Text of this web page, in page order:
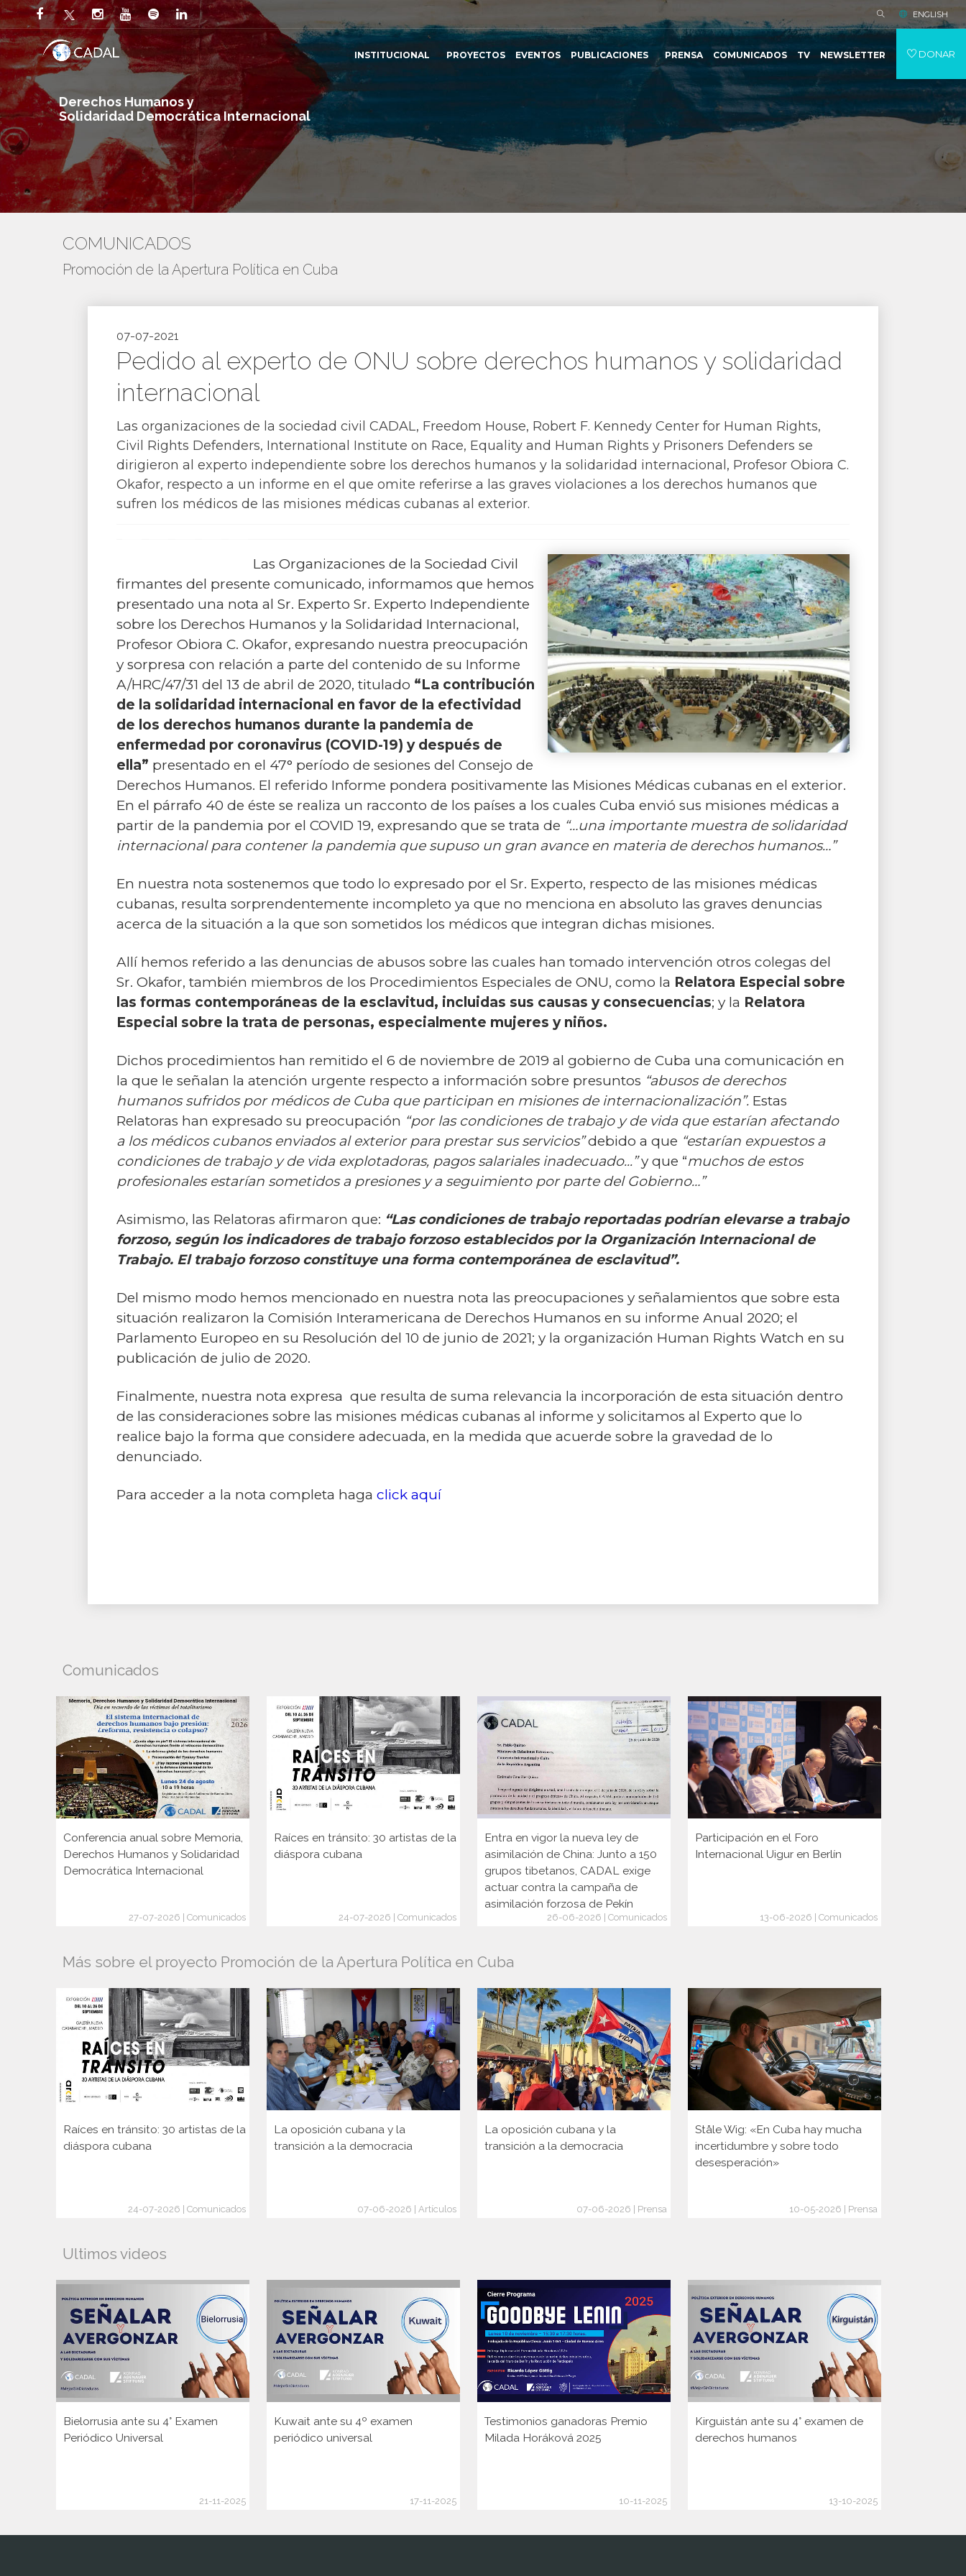
Derechos Humanos y
Solidaridad Democrática Internacional
ENGLISH
INSTITUCIONAL PROYECTOS EVENTOS PUBLICACIONES PRENSA COMUNICADOS TV NEWSLETTER DONAR
COMUNICADOS
Promoción de la Apertura Política en Cuba
07-07-2021
Pedido al experto de ONU sobre derechos humanos y solidaridad
internacional
Las organizaciones de la sociedad civil CADAL, Freedom House, Robert F. Kennedy Center for Human Rights,
Civil Rights Defenders, International Institute on Race, Equality and Human Rights y Prisoners Defenders se
dirigieron al experto independiente sobre los derechos humanos y la solidaridad internacional, Profesor Obiora C.
Okafor, respecto a un informe en el que omite referirse a las graves violaciones a los derechos humanos que
sufren los médicos de las misiones médicas cubanas al exterior.
Las Organizaciones de la Sociedad Civil
firmantes del presente comunicado, informamos que hemos
presentado una nota al Sr. Experto Sr. Experto Independiente
sobre los Derechos Humanos y la Solidaridad Internacional,
Profesor Obiora C. Okafor, expresando nuestra preocupación
y sorpresa con relación a parte del contenido de su Informe
A/HRC/47/31 del 13 de abril de 2020, titulado “La contribución
de la solidaridad internacional en favor de la efectividad
de los derechos humanos durante la pandemia de
enfermedad por coronavirus (COVID-19) y después de
ella” presentado en el 47° período de sesiones del Consejo de
Derechos Humanos. El referido Informe pondera positivamente las Misiones Médicas cubanas en el exterior.
En el párrafo 40 de éste se realiza un racconto de los países a los cuales Cuba envió sus misiones médicas a
partir de la pandemia por el COVID 19, expresando que se trata de “…una importante muestra de solidaridad
internacional para contener la pandemia que supuso un gran avance en materia de derechos humanos…”
En nuestra nota sostenemos que todo lo expresado por el Sr. Experto, respecto de las misiones médicas
cubanas, resulta sorprendentemente incompleto ya que no menciona en absoluto las graves denuncias
acerca de la situación a la que son sometidos los médicos que integran dichas misiones.
Allí hemos referido a las denuncias de abusos sobre las cuales han tomado intervención otros colegas del
Sr. Okafor, también miembros de los Procedimientos Especiales de ONU, como la Relatora Especial sobre
las formas contemporáneas de la esclavitud, incluidas sus causas y consecuencias; y la Relatora
Especial sobre la trata de personas, especialmente mujeres y niños.
Dichos procedimientos han remitido el 6 de noviembre de 2019 al gobierno de Cuba una comunicación en
la que le señalan la atención urgente respecto a información sobre presuntos “abusos de derechos
humanos sufridos por médicos de Cuba que participan en misiones de internacionalización”. Estas
Relatoras han expresado su preocupación “por las condiciones de trabajo y de vida que estarían afectando
a los médicos cubanos enviados al exterior para prestar sus servicios”debido a que “estarían expuestos a
condiciones de trabajo y de vida explotadoras, pagos salariales inadecuado...”y que “muchos de estos
profesionales estarían sometidos a presiones y a seguimiento por parte del Gobierno…”
Asimismo, las Relatoras afirmaron que: “Las condiciones de trabajo reportadas podrían elevarse a trabajo
forzoso, según los indicadores de trabajo forzoso establecidos por la Organización Internacional de
Trabajo. El trabajo forzoso constituye una forma contemporánea de esclavitud”.
Del mismo modo hemos mencionado en nuestra nota las preocupaciones y señalamientos que sobre esta
situación realizaron la Comisión Interamericana de Derechos Humanos en su informe Anual 2020; el
Parlamento Europeo en su Resolución del 10 de junio de 2021; y la organización Human Rights Watch en su
publicación de julio de 2020.
Finalmente, nuestra nota expresa que resulta de suma relevancia la incorporación de esta situación dentro
de las consideraciones sobre las misiones médicas cubanas al informe y solicitamos al Experto que lo
realice bajo la forma que considere adecuada, en la medida que acuerde sobre la gravedad de lo
denunciado.
Para acceder a la nota completa haga click aquí
Comunicados
Conferencia anual sobre Memoria,
Derechos Humanos y Solidaridad
Democrática Internacional
27-07-2026 | Comunicados
Raíces en tránsito: 30 artistas de la
diáspora cubana
24-07-2026 | Comunicados
Entra en vigor la nueva ley de
asimilación de China: Junto a 150
grupos tibetanos, CADAL exige
actuar contra la campaña de
asimilación forzosa de Pekín
26-06-2026 | Comunicados
Participación en el Foro
Internacional Uigur en Berlín
13-06-2026 | Comunicados
Más sobre el proyecto Promoción de la Apertura Política en Cuba
Raíces en tránsito: 30 artistas de la
diáspora cubana
24-07-2026 | Comunicados
La oposición cubana y la
transición a la democracia
07-06-2026 | Artículos
La oposición cubana y la
transición a la democracia
07-06-2026 | Prensa
Ståle Wig: «En Cuba hay mucha
incertidumbre y sobre todo
desesperación»
10-05-2026 | Prensa
Ultimos videos
Bielorrusia ante su 4° Examen
Periódico Universal
21-11-2025
Kuwait ante su 4º examen
periódico universal
17-11-2025
Testimonios ganadoras Premio
Milada Horáková 2025
10-11-2025
Kirguistán ante su 4° examen de
derechos humanos
13-10-2025